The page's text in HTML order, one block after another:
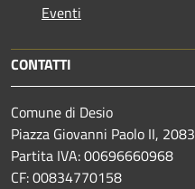
Eventi
CONTATTI
Comune di Desio
Piazza Giovanni Paolo II,
Partita IVA: 00696660968
CF: 00834770158